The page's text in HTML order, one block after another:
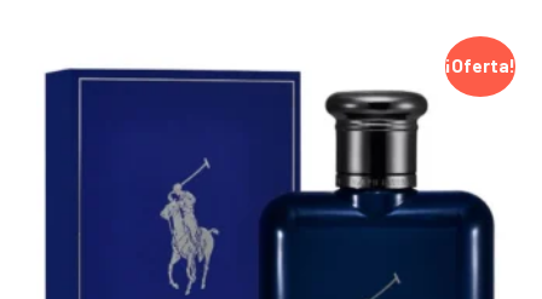
¡Oferta!